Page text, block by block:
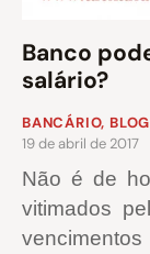
Banco
salário?
BANCÁRIO, BLOG
19 de abril de 2017
Não é de
vitimados